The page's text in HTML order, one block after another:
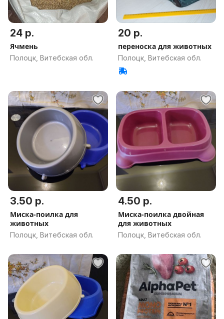
24 р.
Ячмень
Полоцк, Витебская обл.
20 р.
переноска для животных
Полоцк, Витебская обл.
3.50 р.
Миска-поилка для
животных
Полоцк, Витебская обл.
4.50 р.
Миска-поилка двойная
для животных
Полоцк, Витебская обл.